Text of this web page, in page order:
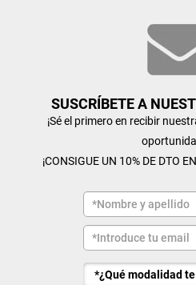
SUSCRÍBETE A
¡Sé el primero en recibir
¡CONSIGUE UN 10% DE DTO